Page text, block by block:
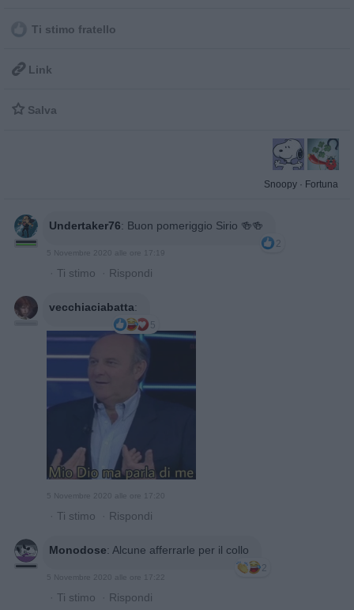
Ti stimo fratello
 Link
 Salva
Snoopy · Fortuna
Undertaker76: Buon pomeriggio Sirio 🍻🍻
2
5 Novembre 2020 alle ore 17:19
· Ti stimo · Rispondi
vecchiaciabatta:
5
5 Novembre 2020 alle ore 17:20
· Ti stimo · Rispondi
Monodose: Alcune afferrarle per il collo
2
5 Novembre 2020 alle ore 17:22
· Ti stimo · Rispondi